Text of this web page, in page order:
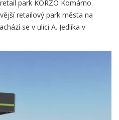
se v ulici A. Jedlíka v
LIDL. Celková pronajímatelná
m2. Mezi […]